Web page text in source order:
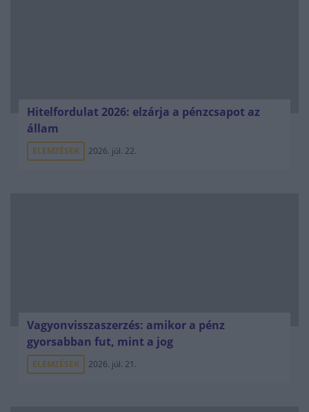
Hitelfordulat 2026: elzárja a pénzcsapot az
állam
ELEMZÉSEK 2026. júl. 22.
Vagyonvisszaszerzés: amikor a pénz
gyorsabban fut, mint a jog
ELEMZÉSEK 2026. júl. 21.